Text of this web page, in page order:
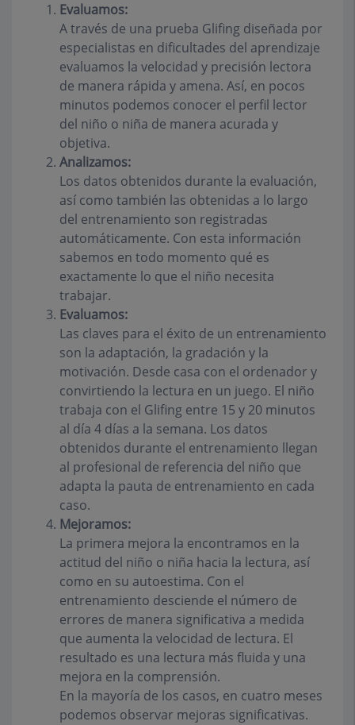
Evaluamos:
A través de una prueba Glifing diseñada por
especialistas en dificultades del aprendizaje
evaluamos la velocidad y precisión lectora
de manera rápida y amena. Así, en pocos
minutos podemos conocer el perfil lector
del niño o niña de manera acurada y
objetiva.
Analizamos:
Los datos obtenidos durante la evaluación,
así como también las obtenidas a lo largo
del entrenamiento son registradas
automáticamente. Con esta información
sabemos en todo momento qué es
exactamente lo que el niño necesita
trabajar.
Evaluamos:
Las claves para el éxito de un entrenamiento
son la adaptación, la gradación y la
motivación. Desde casa con el ordenador y
convirtiendo la lectura en un juego. El niño
trabaja con el Glifing entre 15 y 20 minutos
al día 4 días a la semana. Los datos
obtenidos durante el entrenamiento llegan
al profesional de referencia del niño que
adapta la pauta de entrenamiento en cada
caso.
Mejoramos:
La primera mejora la encontramos en la
actitud del niño o niña hacia la lectura, así
como en su autoestima. Con el
entrenamiento desciende el número de
errores de manera significativa a medida
que aumenta la velocidad de lectura. El
resultado es una lectura más fluida y una
mejora en la comprensión.
En la mayoría de los casos, en cuatro meses
podemos observar mejoras significativas.